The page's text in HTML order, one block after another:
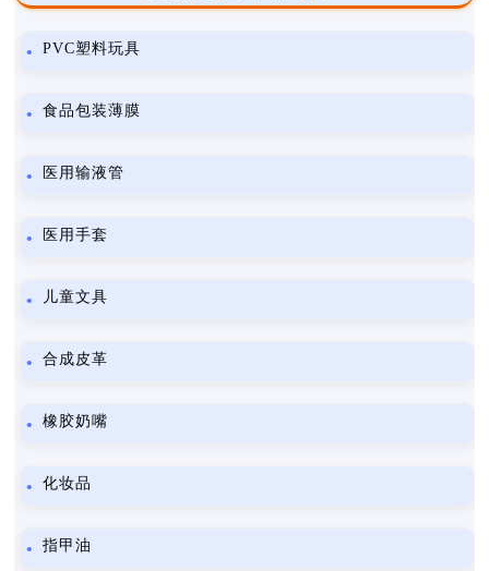
PVC塑料玩具
食品包装薄膜
医用输液管
医用手套
儿童文具
合成皮革
橡胶奶嘴
化妆品
指甲油